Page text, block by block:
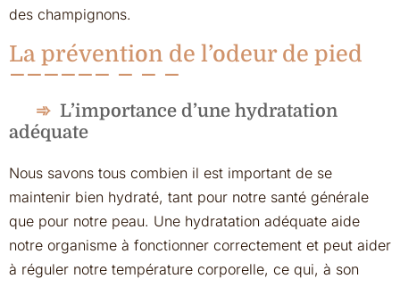
des champignons.
La prévention de l’odeur de pied
L’importance d’une hydratation
adéquate
Nous savons tous combien il est important de se
maintenir bien hydraté, tant pour notre santé générale
que pour notre peau. Une hydratation adéquate aide
notre organisme à fonctionner correctement et peut aider
à réguler notre température corporelle, ce qui, à son